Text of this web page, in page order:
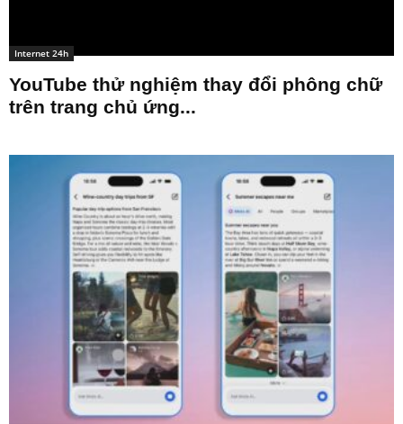
Internet 24h
YouTube thử nghiệm thay đổi phông chữ
trên trang chủ ứng...